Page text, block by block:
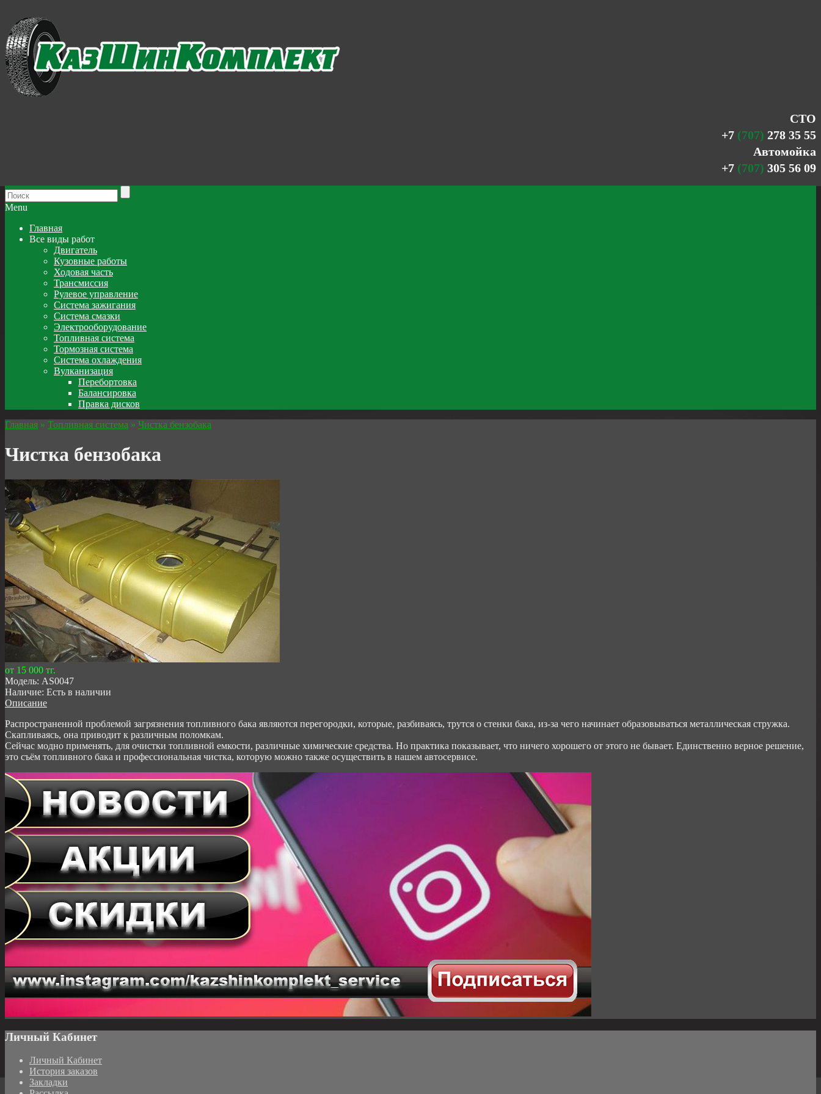
СТО
+7 (707) 278 35 55
Автомойка
+7 (707) 305 56 09
Menu
Главная
Все виды работ
Двигатель
Кузовные работы
Ходовая часть
Трансмиссия
Рулевое управление
Система зажигания
Система смазки
Электрооборудование
Топливная система
Тормозная система
Система охлаждения
Вулканизация
Перебортовка
Балансировка
Правка дисков
Главная » Топливная система » Чистка бензобака
Чистка бензобака
от 15 000 тг.
Модель: AS0047
Наличие: Есть в наличии
Описание
Распространенной проблемой загрязнения топливного бака являются перегородки, которые, разбиваясь, трутся о стенки бака, из-за чего начинает образовываться металлическая стружка.
Скапливаясь, она приводит к различным поломкам.
Сейчас модно применять, для очистки топливной емкости, различные химические средства. Но практика показывает, что ничего хорошего от этого не бывает. Единственно верное решение,
это съём топливного бака и профессиональная чистка, которую можно также осуществить в нашем автосервисе.
Личный Кабинет
Личный Кабинет
История заказов
Закладки